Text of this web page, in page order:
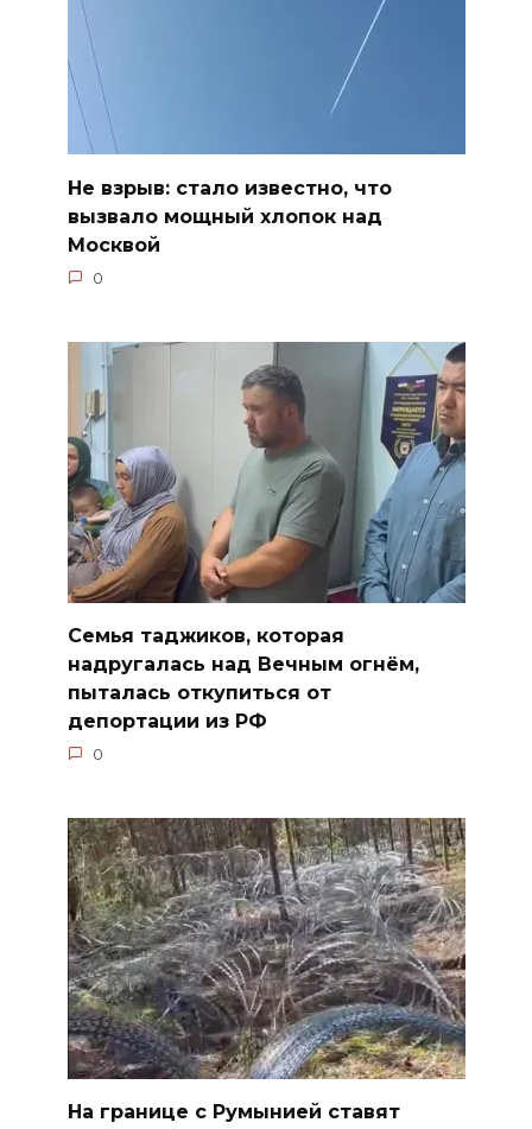
Не взрыв: стало известно, что
вызвало мощный хлопок над
Москвой
0
Семья таджиков, которая
надругалась над Вечным огнём,
пыталась откупиться от
депортации из РФ
0
На границе с Румынией ставят